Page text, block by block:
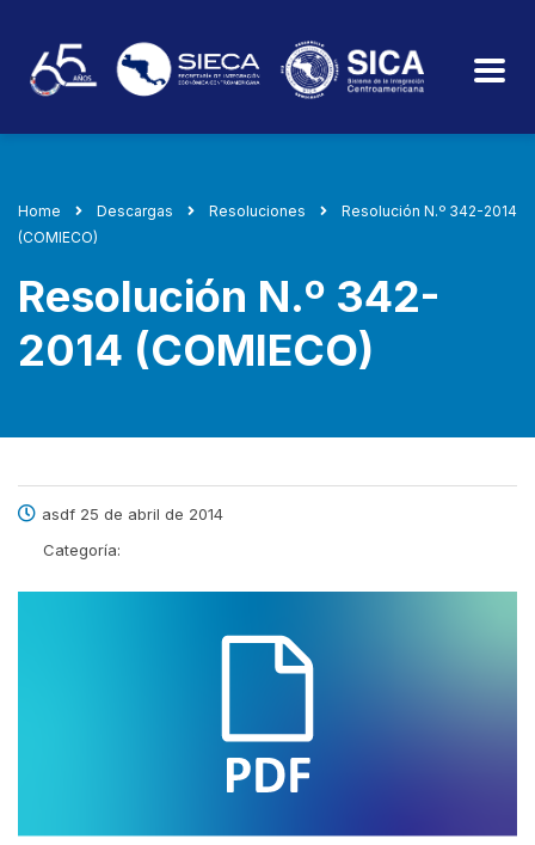
Home Descargas Resoluciones
Resolución N.º 342-2014
(COMIECO)
Resolución N.º 342-
2014 (COMIECO)
asdf 25 de abril de 2014
Categoría: